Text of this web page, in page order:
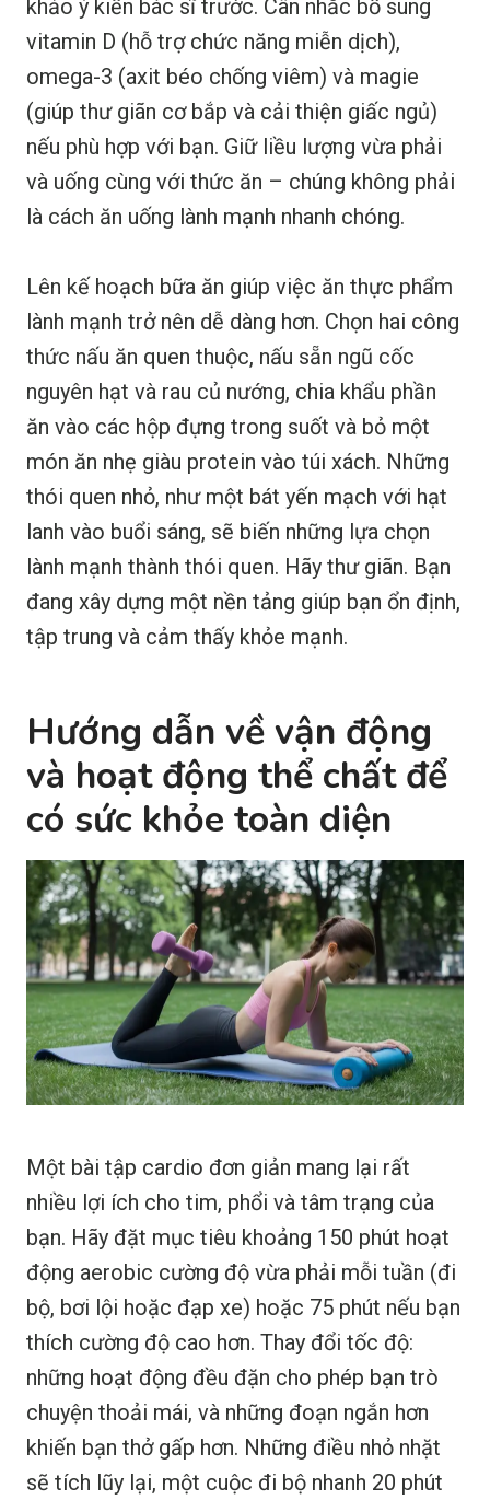
khảo ý kiến bác sĩ trước. Cân nhắc bổ sung
vitamin D (hỗ trợ chức năng miễn dịch),
omega-3 (axit béo chống viêm) và magie
(giúp thư giãn cơ bắp và cải thiện giấc ngủ)
nếu phù hợp với bạn. Giữ liều lượng vừa phải
và uống cùng với thức ăn – chúng không phải
là cách ăn uống lành mạnh nhanh chóng.
Lên kế hoạch bữa ăn giúp việc ăn thực phẩm
lành mạnh trở nên dễ dàng hơn. Chọn hai công
thức nấu ăn quen thuộc, nấu sẵn ngũ cốc
nguyên hạt và rau củ nướng, chia khẩu phần
ăn vào các hộp đựng trong suốt và bỏ một
món ăn nhẹ giàu protein vào túi xách. Những
thói quen nhỏ, như một bát yến mạch với hạt
lanh vào buổi sáng, sẽ biến những lựa chọn
lành mạnh thành thói quen. Hãy thư giãn. Bạn
đang xây dựng một nền tảng giúp bạn ổn định,
tập trung và cảm thấy khỏe mạnh.
Hướng dẫn về vận động
và hoạt động thể chất để
có sức khỏe toàn diện
Một bài tập cardio đơn giản mang lại rất
nhiều lợi ích cho tim, phổi và tâm trạng của
bạn. Hãy đặt mục tiêu khoảng 150 phút hoạt
động aerobic cường độ vừa phải mỗi tuần (đi
bộ, bơi lội hoặc đạp xe) hoặc 75 phút nếu bạn
thích cường độ cao hơn. Thay đổi tốc độ:
những hoạt động đều đặn cho phép bạn trò
chuyện thoải mái, và những đoạn ngắn hơn
khiến bạn thở gấp hơn. Những điều nhỏ nhặt
sẽ tích lũy lại, một cuộc đi bộ nhanh 20 phút